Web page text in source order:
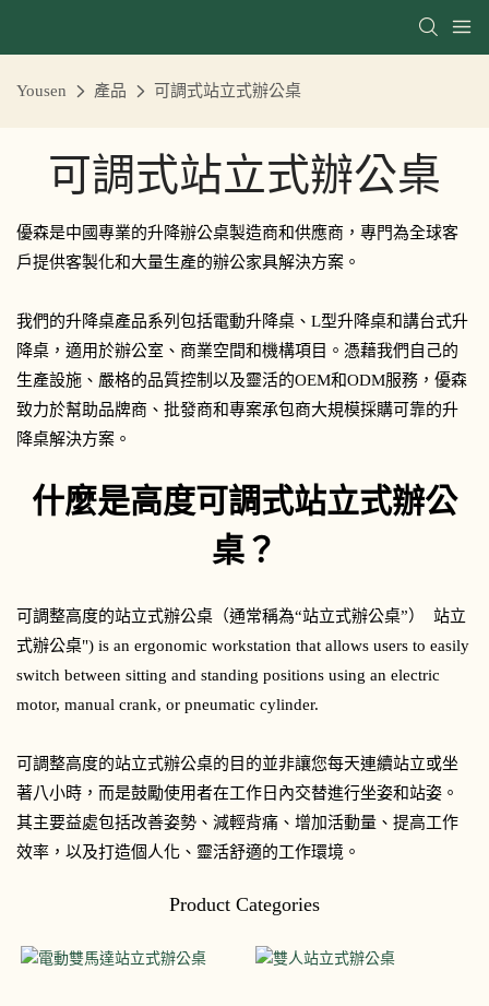
Yousen 產品 可調式站立式辦公桌
可調式站立式辦公桌
優森是中國專業的升降辦公桌製造商和供應商，專門為全球客
戶提供客製化和大量生產的辦公家具解決方案。
我們的升降桌產品系列包括電動升降桌、L型升降桌和講台式升
降桌，適用於辦公室、商業空間和機構項目。憑藉我們自己的
生產設施、嚴格的品質控制以及靈活的OEM和ODM服務，優森
致力於幫助品牌商、批發商和專案承包商大規模採購可靠的升
降桌解決方案。
什麼是高度可調式站立式辦公
桌？
可調整高度的站立式辦公桌（通常稱為“站立式辦公桌”）
站立
式辦公桌") is an ergonomic workstation that allows users to easily
switch between sitting and standing positions using an electric
motor, manual crank, or pneumatic cylinder.
可調整高度的站立式辦公桌的目的並非讓您每天連續站立或坐
著八小時，而是鼓勵使用者在工作日內交替進行坐姿和站姿。
其主要益處包括改善姿勢、減輕背痛、增加活動量、提高工作
效率，以及打造個人化、靈活舒適的工作環境。
Product Categories